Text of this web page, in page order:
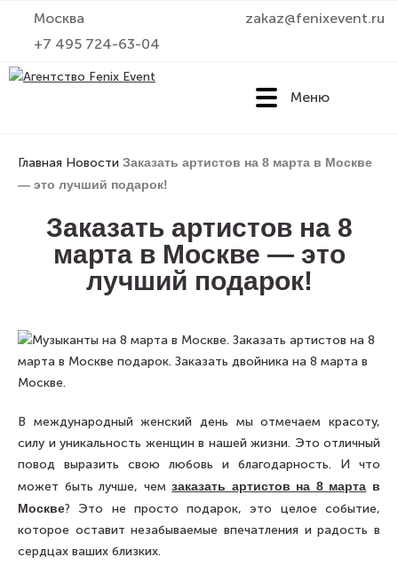
Москва
zakaz@fenixevent.ru
+7 495 724-63-04
Fenix
Event
Меню
Главная Новости Заказать артистов на 8 марта в Москве
— это лучший подарок!
Заказать артистов на 8
марта в Москве — это
лучший подарок!
В международный женский день мы отмечаем красоту,
силу и уникальность женщин в нашей жизни. Это отличный
повод выразить свою любовь и благодарность. И что
может быть лучше, чемзаказать артистов на 8 марта в
Москве? Это не просто подарок, это целое событие,
которое оставит незабываемые впечатления и радость в
сердцах ваших близких.